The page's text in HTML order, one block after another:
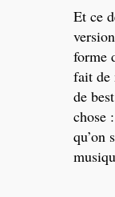
Et ce
forme
fait de
de
chose
qu’on